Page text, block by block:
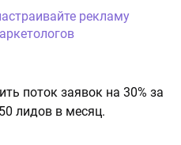
рекламу
поток заявок на 30% за
лидов в месяц.